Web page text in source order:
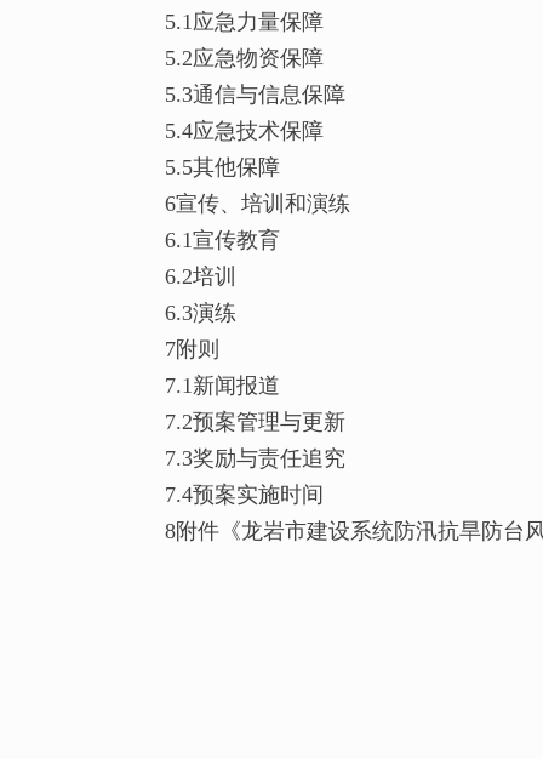
5.1应急力量保障
5.2应急物资保障
5.3通信与信息保障
5.4应急技术保障
5.5其他保障
6宣传、培训和演练
6.1宣传教育
6.2培训
6.3演练
7附则
7.1新闻报道
7.2预案管理与更新
7.3奖励与责任追究
7.4预案实施时间
8附件《龙岩市建设系统防汛抗旱防台风